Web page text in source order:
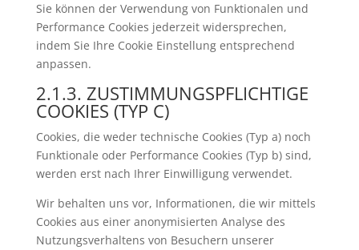
Sie können der Verwendung von Funktionalen und
Performance Cookies jederzeit widersprechen,
indem Sie Ihre Cookie Einstellung entsprechend
anpassen.
2.1.3. ZUSTIMMUNGSPFLICHTIGE
COOKIES (TYP C)
Cookies, die weder technische Cookies (Typ a) noch
Funktionale oder Performance Cookies (Typ b) sind,
werden erst nach Ihrer Einwilligung verwendet.
Wir behalten uns vor, Informationen, die wir mittels
Cookies aus einer anonymisierten Analyse des
Nutzungsverhaltens von Besuchern unserer